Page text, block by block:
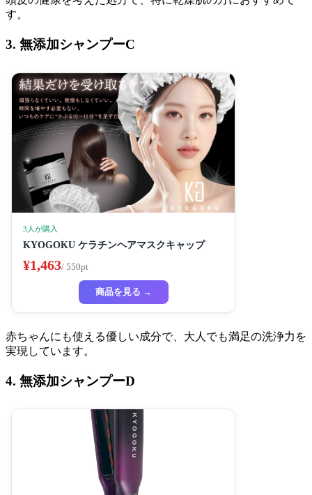
す。
3. 無添加シャンプーC
3人が購入
KYOGOKU ケラチンヘアマスクキャップ
¥1,463/ 550pt
商品を見る →
赤ちゃんにも使える優しい成分で、大人でも満足の洗浄力を
実現しています。
4. 無添加シャンプーD